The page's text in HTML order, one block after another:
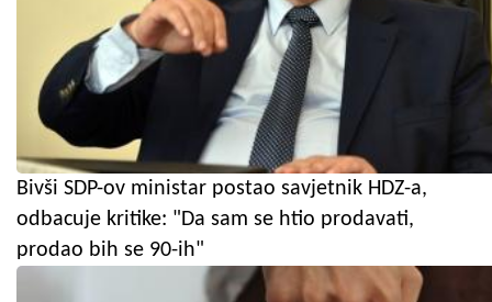
Bivši SDP-ov ministar postao savjetnik HDZ-a,
odbacuje kritike: "Da sam se htio prodavati,
prodao bih se 90-ih"